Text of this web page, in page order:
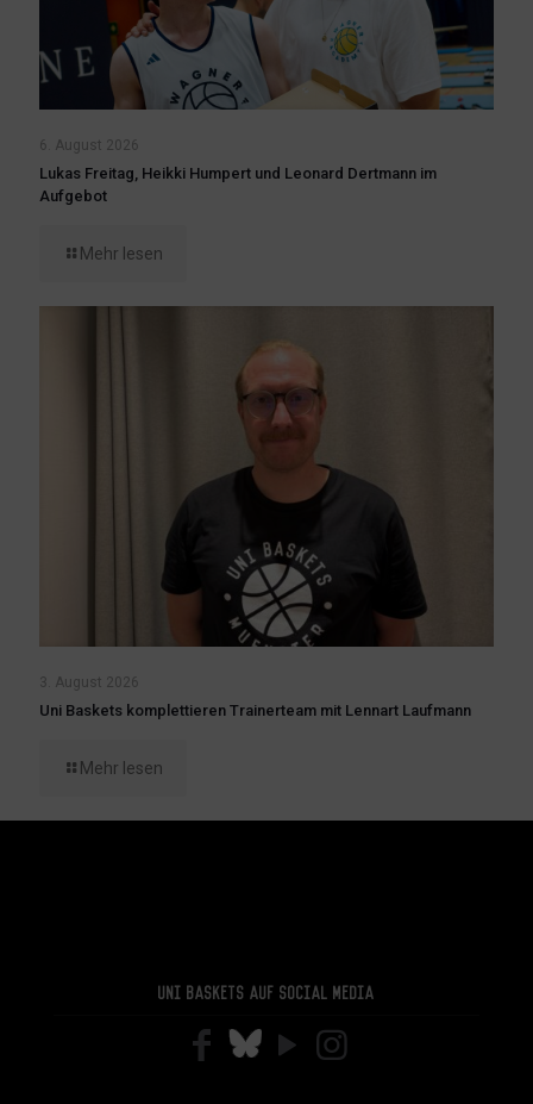
6. August 2026
Lukas Freitag, Heikki Humpert und Leonard Dertmann im
Aufgebot
Mehr lesen
3. August 2026
Uni Baskets komplettieren Trainerteam mit Lennart Laufmann
Mehr lesen
Uni Baskets auf Social Media